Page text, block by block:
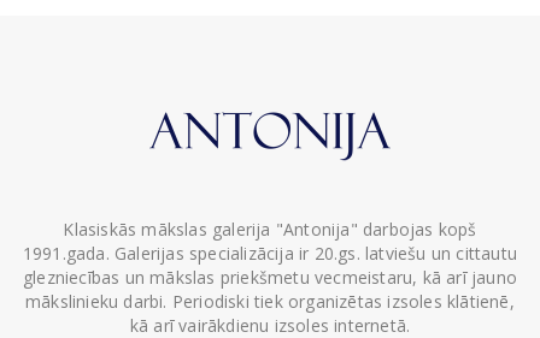
Klasiskās mākslas galerija "Antonija" darbojas kopš
1991.gada. Galerijas specializācija ir 20.gs. latviešu un cittautu
glezniecības un mākslas priekšmetu vecmeistaru, kā arī jauno
mākslinieku darbi. Periodiski tiek organizētas izsoles klātienē,
kā arī vairākdienu izsoles internetā.